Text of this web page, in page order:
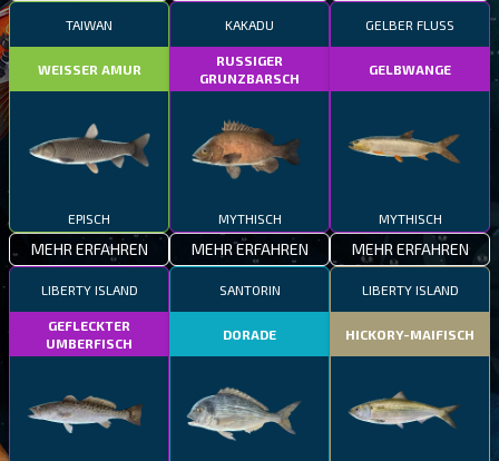
TAIWAN
WEISSER AMUR
EPISCH
MEHR ERFAHREN
KAKADU
RUSSIGER
GRUNZBARSCH
MYTHISCH
MEHR ERFAHREN
GELBER FLUSS
GELBWANGE
MYTHISCH
MEHR ERFAHREN
LIBERTY ISLAND
GEFLECKTER
UMBERFISCH
SANTORIN
DORADE
LIBERTY ISLAND
HICKORY-MAIFISCH